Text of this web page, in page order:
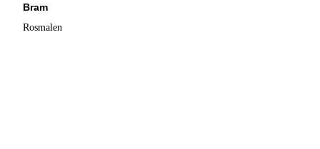
Bram
Rosmalen